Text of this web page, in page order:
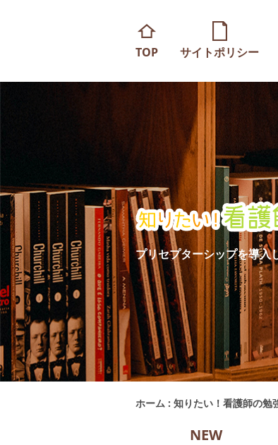
TOP サイトポリシー
プリセプターシップを導入
ホーム : 知りたい！看護師の勉
NEW